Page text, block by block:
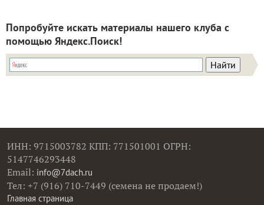
Попробуйте искать материалы нашего клуба с
помощью Яндекс.Поиск!
ИНН: 9715003782 КПП: 771501001 ОГРН:
5147746293448
Email: info@7dach.ru
Тел: +7 (916) 710-7449 (семена не продаем!)
Главная страница